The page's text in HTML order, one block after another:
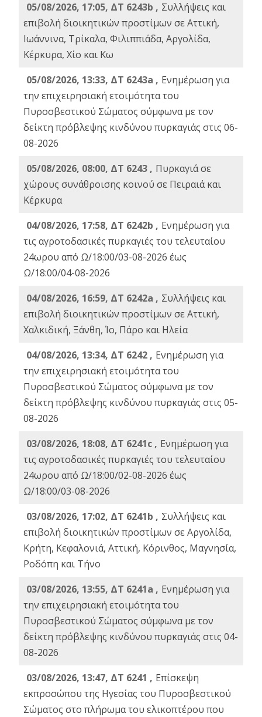
05/08/2026, 17:05, ΔΤ 6243b , Συλλήψεις και
επιβολή διοικητικών προστίμων σε Αττική,
Ιωάννινα, Τρίκαλα, Φιλιππιάδα, Αργολίδα,
Κέρκυρα, Χίο και Κω
05/08/2026, 13:33, ΔΤ 6243a , Ενημέρωση για
την επιχειρησιακή ετοιμότητα του
Πυροσβεστικού Σώματος σύμφωνα με τον
δείκτη πρόβλεψης κινδύνου πυρκαγιάς στις 06-
08-2026
05/08/2026, 08:00, ΔΤ 6243 , Πυρκαγιά σε
χώρους συνάθροισης κοινού σε Πειραιά και
Κέρκυρα
04/08/2026, 17:58, ΔΤ 6242b , Ενημέρωση για
τις αγροτοδασικές πυρκαγιές του τελευταίου
24ωρου από Ω/18:00/03-08-2026 έως
Ω/18:00/04-08-2026
04/08/2026, 16:59, ΔΤ 6242a , Συλλήψεις και
επιβολή διοικητικών προστίμων σε Αττική,
Χαλκιδική, Ξάνθη, Ίο, Πάρο και Ηλεία
04/08/2026, 13:34, ΔΤ 6242 , Ενημέρωση για
την επιχειρησιακή ετοιμότητα του
Πυροσβεστικού Σώματος σύμφωνα με τον
δείκτη πρόβλεψης κινδύνου πυρκαγιάς στις 05-
08-2026
03/08/2026, 18:08, ΔΤ 6241c , Ενημέρωση για
τις αγροτοδασικές πυρκαγιές του τελευταίου
24ωρου από Ω/18:00/02-08-2026 έως
Ω/18:00/03-08-2026
03/08/2026, 17:02, ΔΤ 6241b , Συλλήψεις και
επιβολή διοικητικών προστίμων σε Αργολίδα,
Κρήτη, Κεφαλονιά, Αττική, Κόρινθος, Μαγνησία,
Ροδόπη και Τήνο
03/08/2026, 13:55, ΔΤ 6241a , Ενημέρωση για
την επιχειρησιακή ετοιμότητα του
Πυροσβεστικού Σώματος σύμφωνα με τον
δείκτη πρόβλεψης κινδύνου πυρκαγιάς στις 04-
08-2026
03/08/2026, 13:47, ΔΤ 6241 , Επίσκεψη
εκπροσώπου της Ηγεσίας του Πυροσβεστικού
Σώματος στο πλήρωμα του ελικοπτέρου που